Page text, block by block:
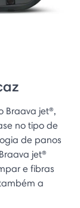
Braava jet®,
no tipo de
de panos
jet®
e fibras
a